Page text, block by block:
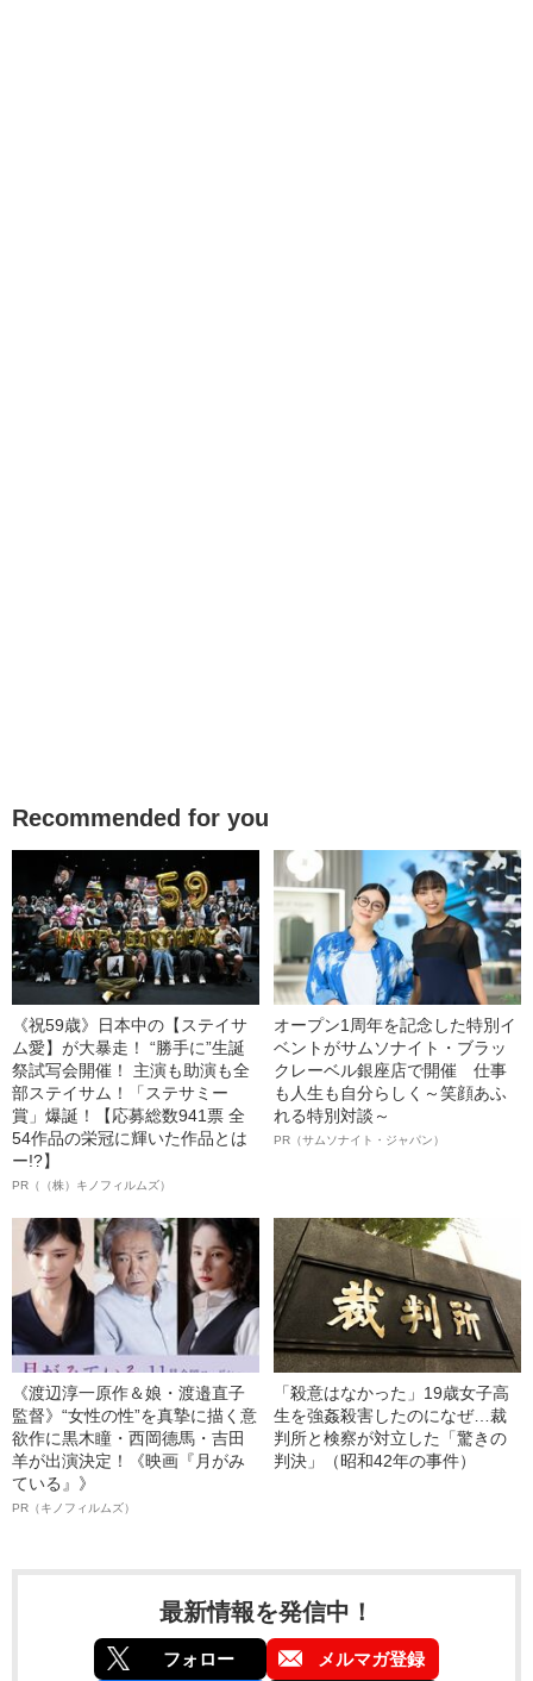
Recommended for you
《祝59歳》日本中の【ステイサ
ム愛】が大暴走！ “勝手に”生誕
祭試写会開催！ 主演も助演も全
部ステイサム！「ステサミー
賞」爆誕！【応募総数941票 全
54作品の栄冠に輝いた作品とは
ー!?】
PR（（株）キノフィルムズ）
オープン1周年を記念した特別イ
ベントがサムソナイト・ブラッ
クレーベル銀座店で開催 仕事
も人生も自分らしく～笑顔あふ
れる特別対談～
PR（サムソナイト・ジャパン）
《渡辺淳一原作＆娘・渡邉直子
監督》“女性の性”を真摯に描く意
欲作に黒木瞳・西岡德馬・吉田
羊が出演決定！《映画『月がみ
ている』》
PR（キノフィルムズ）
「殺意はなかった」19歳女子高
生を強姦殺害したのになぜ…裁
判所と検察が対立した「驚きの
判決」（昭和42年の事件）
最新情報を発信中！
フォロー メルマガ登録